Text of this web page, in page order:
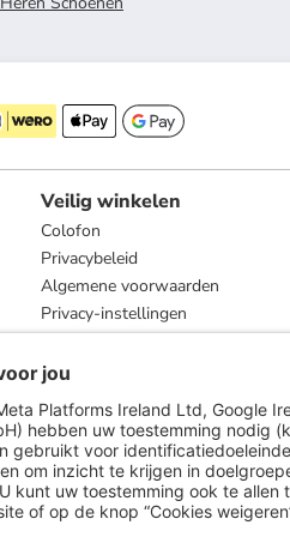
Veilig winkelen
Colofon
Privacybeleid
Algemene voorwaarden
Privacy-instellingen
Compliance